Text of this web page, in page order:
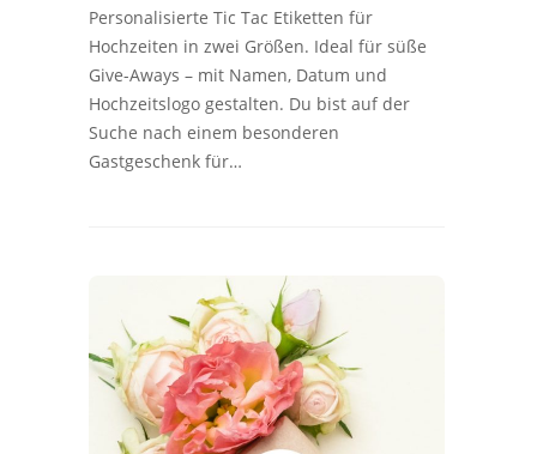
Personalisierte Tic Tac Etiketten für
Hochzeiten in zwei Größen. Ideal für süße
Give-Aways – mit Namen, Datum und
Hochzeitslogo gestalten. Du bist auf der
Suche nach einem besonderen
Gastgeschenk für…